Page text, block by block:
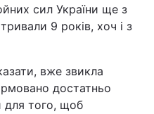
сил України ще з
9 років, хоч і з
вже звикла
достатньо
для того, щоб